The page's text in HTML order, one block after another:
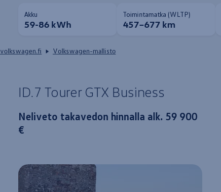
Akku
59-86 kWh
Toimintamatka (WLTP)
457–677 km
volkswagen.fi Volkswagen-mallisto
ID.7 TourerGTX Business
Neliveto takavedon hinnalla alk. 59 900
€